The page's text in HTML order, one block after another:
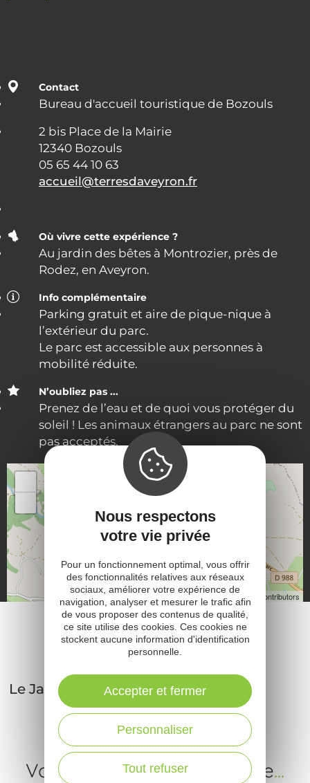
Contact
Bureau d'accueil touristique de Bozouls
2 bis Place de la Mairie
12340 Bozouls
05 65 44 10 63
accueil@terresdaveyron.fr
Où vivre cette expérience ?
Au jardin des bêtes à Montrozier, près de
Rodez, en Aveyron.
Info complémentaire
Parking gratuit et aire de pique-nique à
l’extérieur du parc.
Le parc est accessible aux personnes à
mobilité réduite.
N’oubliez pas ...
Prenez de l’eau et de quoi vous protéger du
soleil ! Les animaux étrangers au parc ne sont
pas acceptés.
44.4697574, 2.7200986
Leaflet| Map data ©OpenStreetMap contributors
Plus d'informations
Le Jardin des Bêtes à Montrozier
Votre prochaine expérience...
Nous respectons
votre vie privée
Pour un fonctionnement optimal, vous offrir
des fonctionnalités relatives aux réseaux
sociaux, améliorer votre expérience de
navigation, analyser et mesurer le trafic afin
de vous proposer des contenus de qualité,
ce site utilise des cookies. Ces cookies ne
stockent aucune information d'identification
personnelle.
Tout refuser
Personnaliser
Accepter et fermer